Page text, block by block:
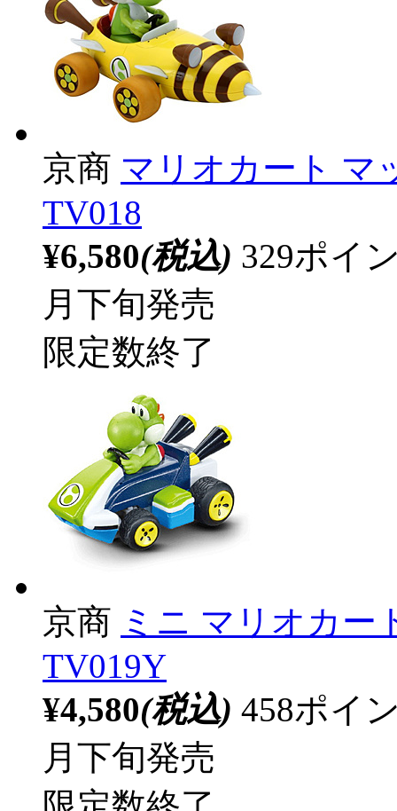
京商 マリオカート マ
TV018
¥6,580(税込) 329ポイ
月下旬発売
限定数終了
京商 ミニ マリオカー
TV019Y
¥4,580(税込) 458ポイ
月下旬発売